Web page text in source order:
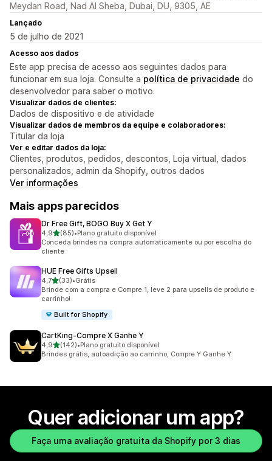
Meydan Road, Nad Al Sheba, Dubai, DU, 9305, AE
Lançado
5 de julho de 2021
Acesso aos dados
Este app precisa de acesso aos seguintes dados para
funcionar em sua loja. Consulte a política de privacidade do
desenvolvedor para saber o motivo.
Visualizar dados de clientes:
Dados de dispositivo e de atividade
Visualizar dados de membros da equipe e colaboradores:
Titular da loja
Ver e editar dados da loja:
Clientes, produtos, pedidos, descontos, Loja virtual, dados
personalizados, admin da Shopify, outros dados
Ver informações
Mais apps parecidos
Dr Free Gift, BOGO Buy X Get Y
4,9de 5 estrelas
(85)
85 avaliações ao todo
•Plano gratuito disponível
Conceda brindes na compra automaticamente ou por escolha do
cliente
HUE Free Gifts Upsell
4,7de 5 estrelas
(33)
33 avaliações ao todo
•Grátis
Brinde com a compra e Compre 1, leve 2 para upsells de produto e
carrinho!
Built for Shopify
CartKing‑Compre X Ganhe Y
4,9de 5 estrelas
(142)
142 avaliações ao todo
•Plano gratuito disponível
Brindes grátis, autoadição ao carrinho, Compre Y Ganhe Y
Quer adicionar um app?
Faça uma avaliação gratuita da Shopify por 3 dias